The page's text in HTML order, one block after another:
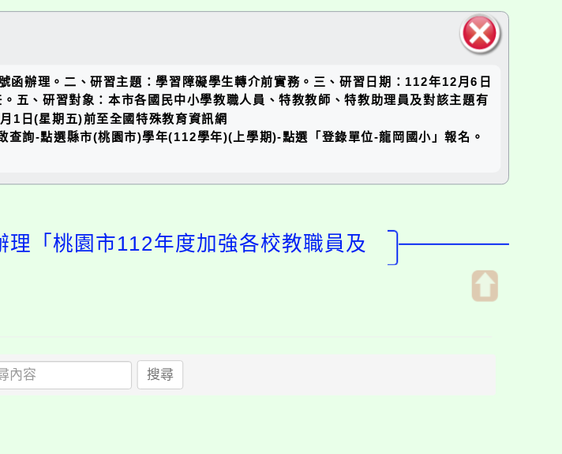
塊
辦理。二、研習主題：學習障礙學生轉介前實務。三、研習日期：112年12月6日
五、研習對象：本市各國民中小學教職人員、特教教師、特教助理員及對該主題有
1日(星期五)前至全國特殊教育資訊網
-點選縣市(桃園市)學年(112學年)(上學期)-點選「登錄單位-龍岡國小」報名。
「桃園市112年度加強各校教職員及
搜尋